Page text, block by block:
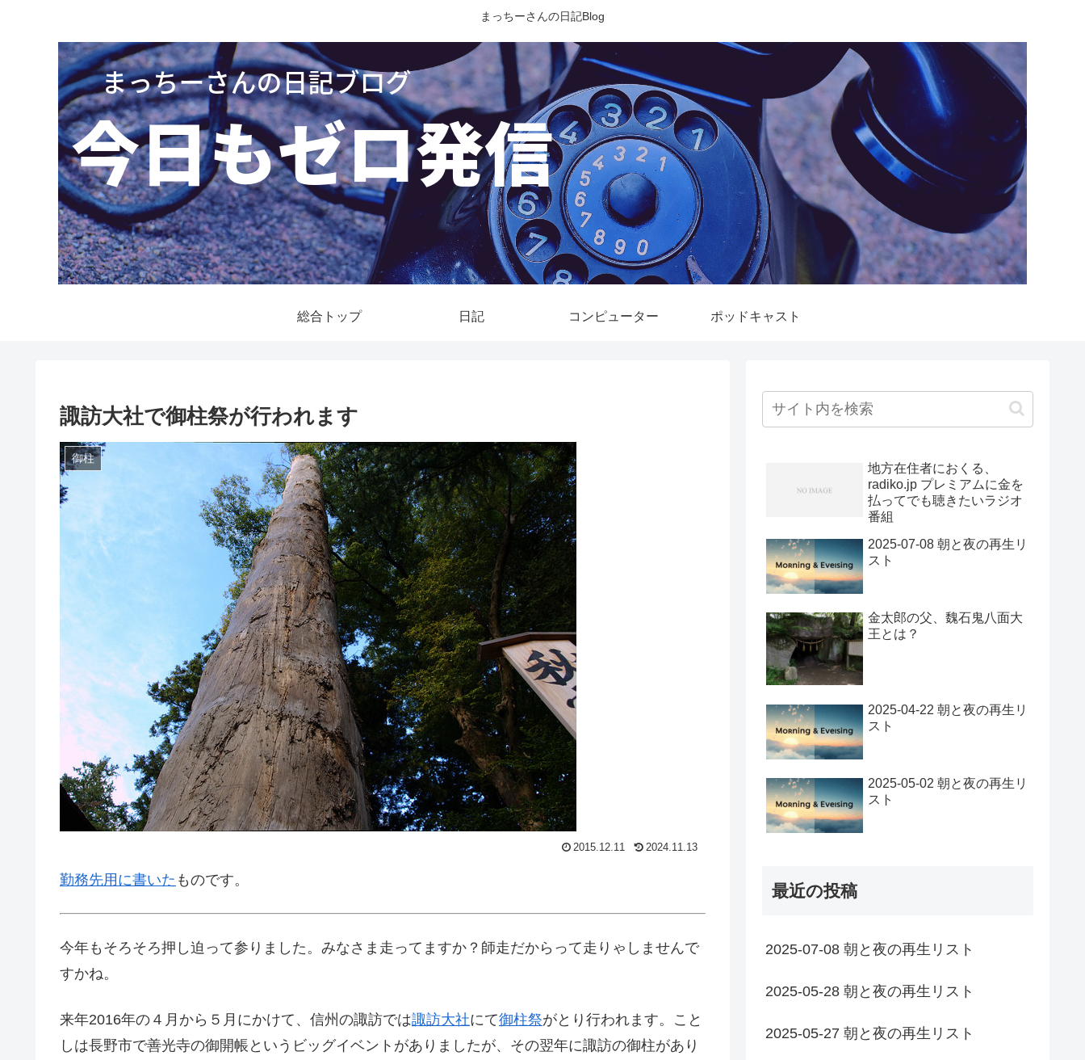
まっちーさんの日記Blog
総合トップ 日記 コンピューター ポッドキャスト
諏訪大社で御柱祭が行われます
御柱
2015.12.11 2024.11.13
勤務先用に書いた ものです。
今年もそろそろ押し迫って参りました。みなさま走ってますか？師走だからって走りゃしませんで
すかね。
来年2016年の４月から５月にかけて、信州の諏訪では諏訪大社にて御柱祭がとり行われます。こと
しは長野市で善光寺の御開帳というビッグイベントがありましたが、その翌年に諏訪の御柱があり
地方在住者におくる、
radiko.jp プレミアムに金を
払ってでも聴きたいラジオ
番組
2025-07-08 朝と夜の再生リ
スト
金太郎の父、魏石鬼八面大
王とは？
2025-04-22 朝と夜の再生リ
スト
2025-05-02 朝と夜の再生リ
スト
最近の投稿
2025-07-08 朝と夜の再生リスト
2025-05-28 朝と夜の再生リスト
2025-05-27 朝と夜の再生リスト